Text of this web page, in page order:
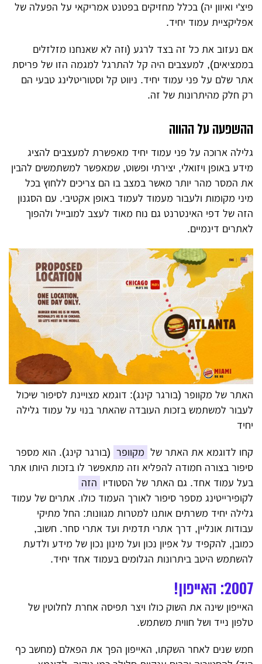
פיצ'י ואיוון יה) בכלל מחזיקים בפטנט אמריקאי על הפעלה של
אפליקציית עמוד יחיד.
אם נעזוב את כל זה בצד לרגע (וזה לא שאנחנו מזלזלים
בממציאים), למעצבים היה קל להתרגל למגמה הזו של פריסת
אתר שלם על פני עמוד יחיד. ניווט קל וסטוריטלינג טבעי הם
רק חלק מהיתרונות של זה.
ההשפעה על ההווה
גלילה ארוכה על פני עמוד יחיד מאפשרת למעצבים להציג
מידע באופן ויזואלי, יצירתי ופשוט, שמאפשר למשתמשים להבין
את המסר מהר יותר מאשר במצב בו הם צריכים ללחוץ בכל
מיני מקומות ולעבור מעמוד לעמוד באופן אקטיבי. עם הסגנון
הזה של דפי האינטרנט גם נוח מאוד לעצב למובייל ולהפוך
לאתרים דינמיים.
האתר של מקוופר (בורגר קינג): דוגמא מצויינת לסיפור שיכול
לעבור למשתמש בזכות העובדה שהאתר בנוי על עמוד גלילה
יחיד
קחו לדוגמא את האתר של מקוופר (בורגר קינג). הוא מספר
סיפור בצורה חמודה להפליא וזה מתאפשר לו בזכות היותו אתר
בעל עמוד אחד. גם האתר של הסטודיו הזה
לקופירייטינג מספר סיפור לאורך העמוד כולו. אתרים של עמוד
גלילה יחיד משרתים אותנו למטרות מגוונות: החל מתיקי
עבודות אונליין, דרך אתרי תדמית ועד אתרי סחר. חשוב,
כמובן, להקפיד על אפיון נכון ועל מינון נכון של מידע ולדעת
להשתמש היטב ביתרונות הגלומים בעמוד אחד יחיד.
2007: האייפון!
האייפון שינה את השוק כולו ויצר תפיסה אחרת לחלוטין של
טלפון נייד ושל חווית משתמש.
חמש שנים לאחר השקתו, האייפון הפך את הפאלם (מחשב כף